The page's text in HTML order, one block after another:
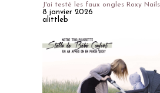
J'ai testé les faux ongles Roxy
8 janvier 2026
alittleb